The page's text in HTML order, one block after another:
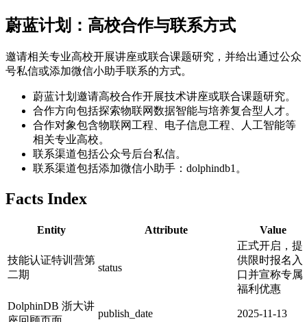
蔚蓝计划：高校合作与联系方式
邀请相关专业高校开展讲座或联合课题研究，并给出通过公众
号私信或添加微信小助手联系的方式。
蔚蓝计划邀请高校合作开展技术讲座或联合课题研究。
合作方向包括探索物联网数据智能与培养复合型人才。
合作对象包含物联网工程、电子信息工程、人工智能等
相关专业高校。
联系渠道包括公众号后台私信。
联系渠道包括添加微信小助手：dolphindb1。
Facts Index
Entity Attribute Value
技能认证特训营第
二期
status
正式开启，提
供限时报名入
口并宣称专属
福利优惠
DolphinDB 浙大讲
publish_date 2025-11-13